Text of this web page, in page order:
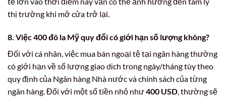
thị trường khi mở cửa trở lại.
8. Việc400 đô la Mỹ quy đổicó giới hạn số lượng không?
Đối với cá nhân, việc mua bán ngoại tệ tại ngân hàng thường
có giới hạn về số lượng giao dịch trong ngày/tháng tùy theo
quy định của Ngân hàng Nhà nước và chính sách của từng
ngân hàng. Đối với một số tiền nhỏ như400 USD , thường sẽ